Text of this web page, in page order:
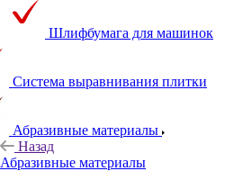
Шлифбумага для машинок
Система выравнивания плитки
Абразивные материалы
Назад
Абразивные материалы